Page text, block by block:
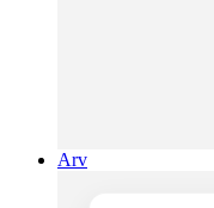
Arv